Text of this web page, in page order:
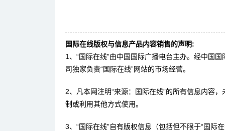
国际在线版权与信息产品内容销售的声明:
1、“国际在线”由中国国际广播电台主办。经中国
司独家负责“国际在线”网站的市场经营。
2、凡本网注明“来源：国际在线”的所有信息内容
制或利用其他方式使用。
3、“国际在线”自有版权信息（包括但不限于“国际